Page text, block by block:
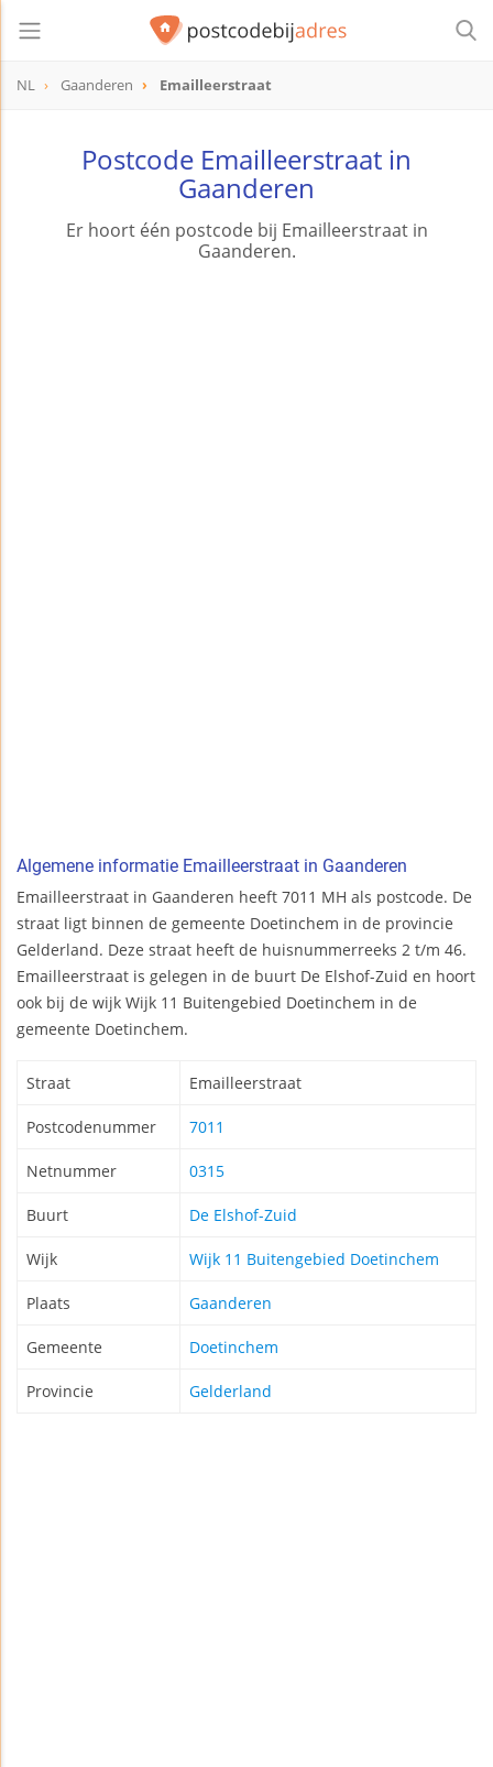
NL Gaanderen Emailleerstraat
Postcode Emailleerstraat in
Gaanderen
Er hoort één postcode bij Emailleerstraat in
Gaanderen.
Algemene informatie Emailleerstraat in Gaanderen
Emailleerstraat in Gaanderen heeft 7011 MH als postcode. De
straat ligt binnen de gemeente Doetinchem in de provincie
Gelderland. Deze straat heeft de huisnummerreeks 2 t/m 46.
Emailleerstraat is gelegen in de buurt De Elshof-Zuid en hoort
ook bij de wijk Wijk 11 Buitengebied Doetinchem in de
gemeente Doetinchem.
Straat Emailleerstraat
Postcodenummer 7011
Netnummer 0315
Buurt De Elshof-Zuid
Wijk Wijk 11 Buitengebied Doetinchem
Plaats Gaanderen
Gemeente Doetinchem
Provincie Gelderland